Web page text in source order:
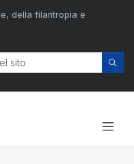
della filantropia e